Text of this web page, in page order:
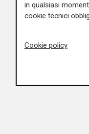
in qualsiasi
cookie tecnici
Cookie policy